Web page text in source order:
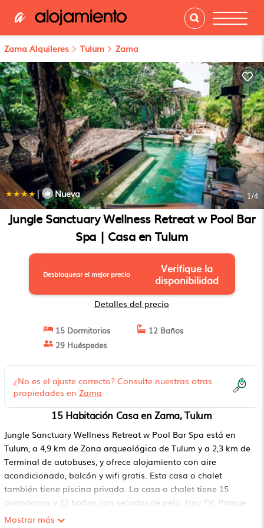
Zama Alquileres Tulum Zama
| Nueva 1/4
Jungle Sanctuary Wellness Retreat w Pool Bar
Spa | Casa en Tulum
Desbloquear el mejor precio
Verifique la
disponibilidad
Detalles del precio
15 Dormitorios
12 Baños
29 Huéspedes
¿No es el ajuste correcto? Consulte nuestras otras
propiedades en Zama
15 Habitación Casa en Zama, Tulum
Jungle Sanctuary Wellness Retreat w Pool Bar Spa está en
Tulum, a 4,9 km de Zona arqueológica de Tulum y a 2,3 km de
Terminal de autobuses, y ofrece alojamiento con aire
acondicionado, balcón y wifi gratis. Esta casa o chalet
también tiene piscina privada. La casa o chalet tiene 15
dormitorios y 12 baños con secador de pelo. Hay TV. Parque
Nacional Tulum está a 2,9 km del alojamiento, y Terminal de
Mostrar más